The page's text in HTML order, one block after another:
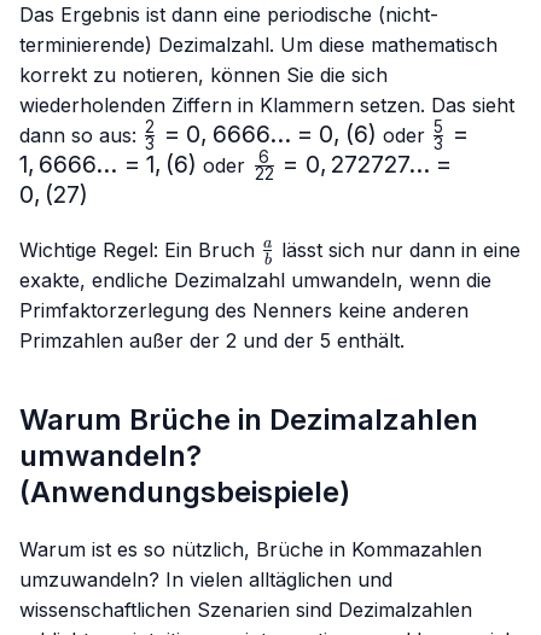
Das Ergebnis ist dann eine periodische (nicht-
terminierende) Dezimalzahl. Um diese mathematisch
korrekt zu notieren, können Sie die sich
wiederholenden Ziffern in Klammern setzen. Das sieht
dann so aus: \frac{2}
{3}=0,6666...
3
2 = 0, 6666... = 0, (6) oder \frac{5}
{3}=
3
5
=
1, 6666... = 1, (6) oder \frac{6}
22
6 = 0, 272727... =
0, (27)
Wichtige Regel: Ein Bruch \frac{a}
{b}
b
a
lässt sich nur dann in eine
exakte, endliche Dezimalzahl umwandeln, wenn die
Primfaktorzerlegung des Nenners keine anderen
Primzahlen außer der 2 und der 5 enthält.
Warum Brüche in Dezimalzahlen
umwandeln?
(Anwendungsbeispiele)
Warum ist es so nützlich, Brüche in Kommazahlen
umzuwandeln? In vielen alltäglichen und
wissenschaftlichen Szenarien sind Dezimalzahlen